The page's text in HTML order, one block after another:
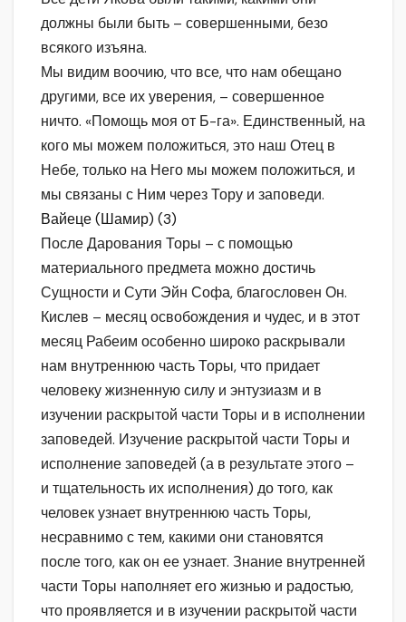
должны были быть – совершенными, безо
всякого изъяна.
Мы видим воочию, что все, что нам обещано
другими, все их уверения, – совершенное
ничто. «Помощь моя от Б-га». Единственный, на
кого мы можем положиться, это наш Отец в
Небе, только на Него мы можем положиться, и
мы связаны с Ним через Тору и заповеди.
Вайеце (Шамир) (3)
После Дарования Торы – с помощью
материального предмета можно достичь
Сущности и Сути Эйн Софа, благословен Он.
Кислев – месяц освобождения и чудес, и в этот
месяц Рабеим особенно широко раскрывали
нам внутреннюю часть Торы, что придает
человеку жизненную силу и энтузиазм и в
изучении раскрытой части Торы и в исполнении
заповедей. Изучение раскрытой части Торы и
исполнение заповедей (а в результате этого –
и тщательность их исполнения) до того, как
человек узнает внутреннюю часть Торы,
несравнимо с тем, какими они становятся
после того, как он ее узнает. Знание внутренней
части Торы наполняет его жизнью и радостью,
что проявляется и в изучении раскрытой части